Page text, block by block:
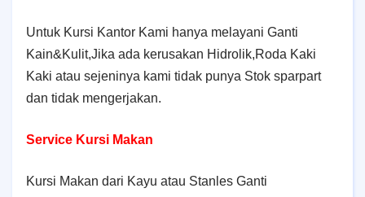
Untuk Kursi Kantor Kami hanya melayani Ganti
Kain&Kulit,Jika ada kerusakan Hidrolik,Roda Kaki
Kaki atau sejeninya kami tidak punya Stok sparpart
dan tidak mengerjakan.
Service Kursi Makan
Kursi Makan dari Kayu atau Stanles Ganti